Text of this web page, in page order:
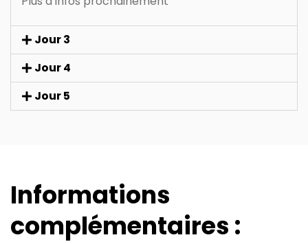
Jour 3
Jour 4
Jour 5
Informations
complémentaires :